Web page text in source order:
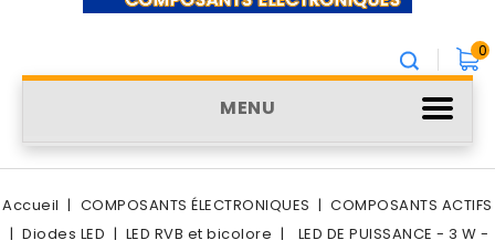
0
MENU
Accueil COMPOSANTS ÉLECTRONIQUES
COMPOSANTS ACTIFS
Diodes LED
LED RVB et bicolore
LED DE PUISSANCE - 3 W -